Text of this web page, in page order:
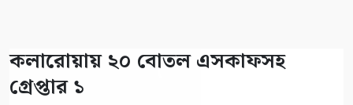
কলারোয়ায় ২০ বোতল এসকাফসহ
গ্রেপ্তার ১